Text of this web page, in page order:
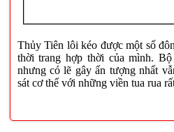
Thủy Tiên lôi kéo được một số
thời trang hợp thời của mình.
nhưng có lẽ gây ấn tượng nhất
sát cơ thể với những viền tua rua